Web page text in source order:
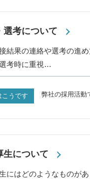
選考について
結果の連絡や選考の進
考時に重視…
こうです 弊社の採用活動
生について
にはどのようなものが